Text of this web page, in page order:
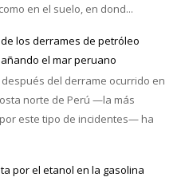
en el suelo, en dond...
los derrames de petróleo
el mar peruano
después del derrame ocurrido en
norte de Perú —la más
este tipo de incidentes— ha
por el etanol en la gasolina